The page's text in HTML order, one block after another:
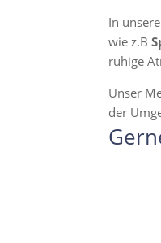
In
wie z.B
ruhige
Unser
der